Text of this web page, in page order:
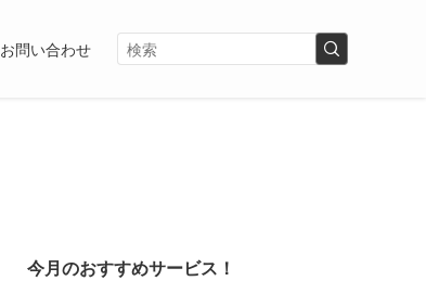
お問い合わせ
今月のおすすめサービス！